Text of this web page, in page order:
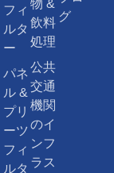
フィ
ルタ
ー
パネ
ル &
プリ
ーツ
フィ
ルタ
物 &
飲料
処理
公共
交通
機関
のイ
ンフ
ラス
グ